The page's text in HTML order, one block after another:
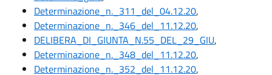
Determinazione_n._311_del_04.12.20,
Determinazione_n._346_del_11.12.20,
DELIBERA_DI_GIUNTA_N.55_DEL_29_GIU,
Determinazione_n._348_del_11.12.20,
Determinazione_n._352_del_11.12.20,